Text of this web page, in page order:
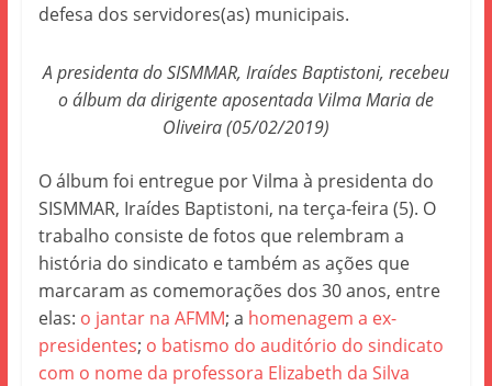
defesa dos servidores(as) municipais.
A presidenta do SISMMAR, Iraídes Baptistoni, recebeu
o álbum da dirigente aposentada Vilma Maria de
Oliveira (05/02/2019)
O álbum foi entregue por Vilma à presidenta do
SISMMAR, Iraídes Baptistoni, na terça-feira (5). O
trabalho consiste de fotos que relembram a
história do sindicato e também as ações que
marcaram as comemorações dos 30 anos, entre
elas: o jantar na AFMM; a homenagem a ex-
presidentes; o batismo do auditório do sindicato
com o nome da professora Elizabeth da Silva